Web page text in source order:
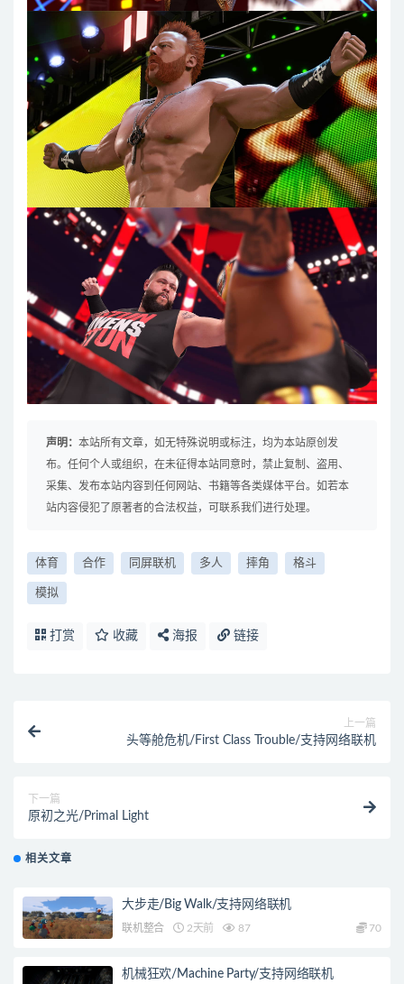
声明： 本站所有文章，如无特殊说明或标注，均为本站原创发
布。任何个人或组织，在未征得本站同意时，禁止复制、盗用、
采集、发布本站内容到任何网站、书籍等各类媒体平台。如若本
站内容侵犯了原著者的合法权益，可联系我们进行处理。
体育 合作 同屏联机 多人 摔角 格斗
模拟
打赏 收藏 海报 链接
上一篇
头等舱危机/First Class Trouble/支持网络联机
下一篇
原初之光/Primal Light
相关文章
大步走/Big Walk/支持网络联机
联机整合 2天前 87 70
机械狂欢/Machine Party/支持网络联机